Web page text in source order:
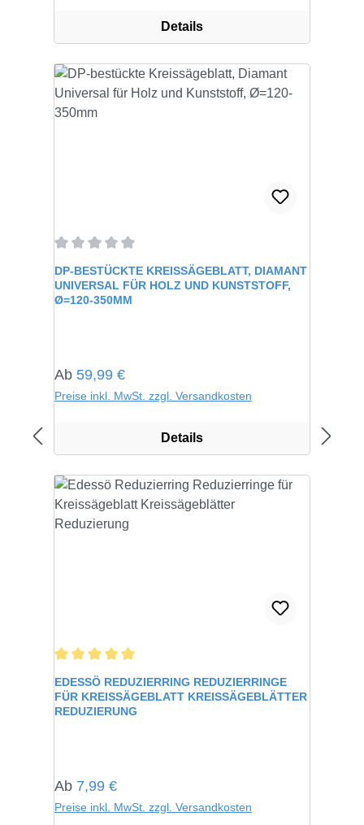
Details
Durchschnittliche Bewertung von 0 von 5 Sternen
DP-BESTÜCKTE KREISSÄGEBLATT, DIAMANT
UNIVERSAL FÜR HOLZ UND KUNSTSTOFF,
Ø=120-350MM
Regulärer Preis:
Ab 59,99 €
Preise inkl. MwSt. zzgl. Versandkosten
Details
Durchschnittliche Bewertung von 5 von 5 Sternen
EDESSÖ REDUZIERRING REDUZIERRINGE
FÜR KREISSÄGEBLATT KREISSÄGEBLÄTTER
REDUZIERUNG
Regulärer Preis:
Ab 7,99 €
Preise inkl. MwSt. zzgl. Versandkosten